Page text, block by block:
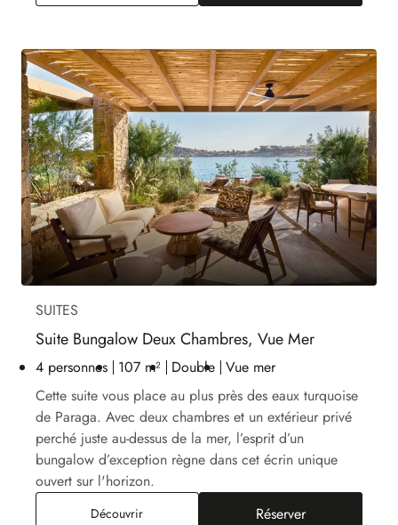
SUITES
Suite Bungalow Deux Chambres, Vue Mer
4 personnes 107 m² Double Vue mer
Cette suite vous place au plus près des eaux turquoise
de Paraga. Avec deux chambres et un extérieur privé
perché juste au-dessus de la mer, l’esprit d’un
bungalow d’exception règne dans cet écrin unique
ouvert sur l'horizon.
DécouvrirSuite Bungalow Deux Chambres, Vue Mer
Réserver